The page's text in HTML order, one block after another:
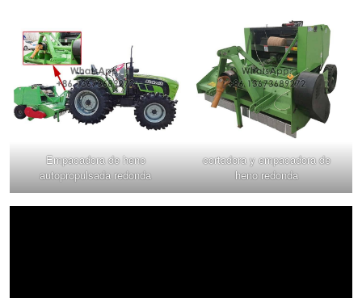
Empacadora de heno
autopropulsada redonda
cortadora y empacadora de
heno redonda